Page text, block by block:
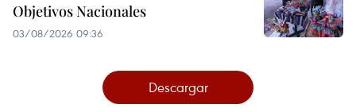
Objetivos Nacionales
03/08/2026 09:36
Descargar